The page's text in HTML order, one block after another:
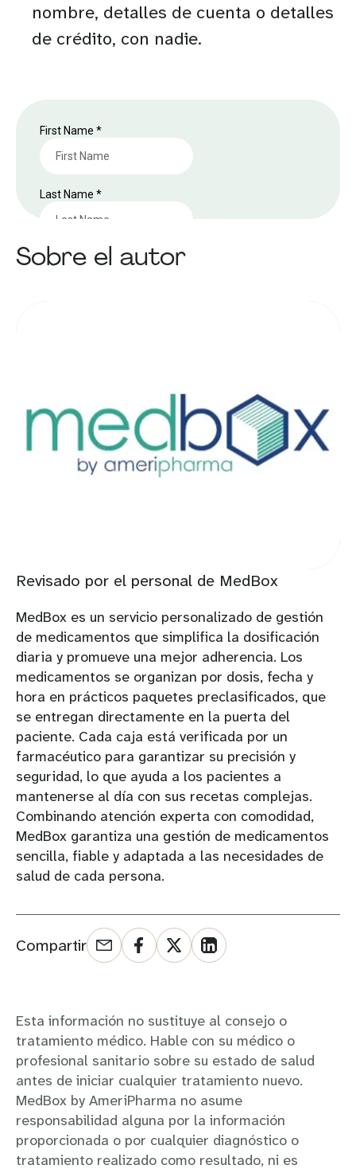
nombre, detalles de cuenta o detalles
de crédito, con nadie.
Sobre el autor
Revisado por el personal de MedBox
MedBox es un servicio personalizado de gestión
de medicamentos que simplifica la dosificación
diaria y promueve una mejor adherencia. Los
medicamentos se organizan por dosis, fecha y
hora en prácticos paquetes preclasificados, que
se entregan directamente en la puerta del
paciente. Cada caja está verificada por un
farmacéutico para garantizar su precisión y
seguridad, lo que ayuda a los pacientes a
mantenerse al día con sus recetas complejas.
Combinando atención experta con comodidad,
MedBox garantiza una gestión de medicamentos
sencilla, fiable y adaptada a las necesidades de
salud de cada persona.
Compartir
Esta información no sustituye al consejo o
tratamiento médico. Hable con su médico o
profesional sanitario sobre su estado de salud
antes de iniciar cualquier tratamiento nuevo.
MedBox by AmeriPharma no asume
responsabilidad alguna por la información
proporcionada o por cualquier diagnóstico o
tratamiento realizado como resultado, ni es